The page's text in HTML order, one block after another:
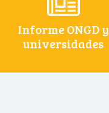
Informe ONGD y
universidades